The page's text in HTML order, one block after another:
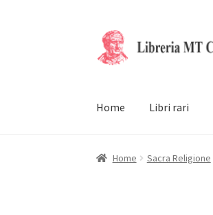
Vai
alla
Vai
al
Home Libri rari
Home Sacra Religione